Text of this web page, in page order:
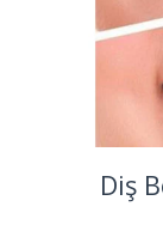
Diş